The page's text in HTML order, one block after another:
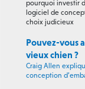
pourquoi investir
logiciel de
choix judicieux
Pouvez-vous
vieux chien ?
Craig Allen
conception